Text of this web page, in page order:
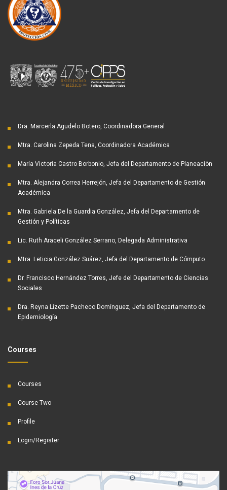
Dra. Marcerla Agudelo Botero, Coordinadora General
Mtra. Carolina Zepeda Tena, Coordinadora Académica
María Victoria Castro Borbonio, Jefa del Departamento de Planeaciòn
Mtra. Alejandra Correa Herrejón, Jefa del Departamento de Gestión
Académica
Mtra. Gabriela De la Guardia González, Jefa del Departamento de
Gestión y Políticas
Lic. Ruth Araceli González Serrano, Delegada Administrativa
Mtra. Leticia González Suárez, Jefa del Departamento de Cómputo
Dr. Francisco Hernández Torres, Jefe del Departamento de Ciencias
Sociales
Dra. Reyna Lizette Pacheco Domínguez, Jefa del Departamento de
Epidemiología
Courses
Courses
Course Two
Profile
Login/Register